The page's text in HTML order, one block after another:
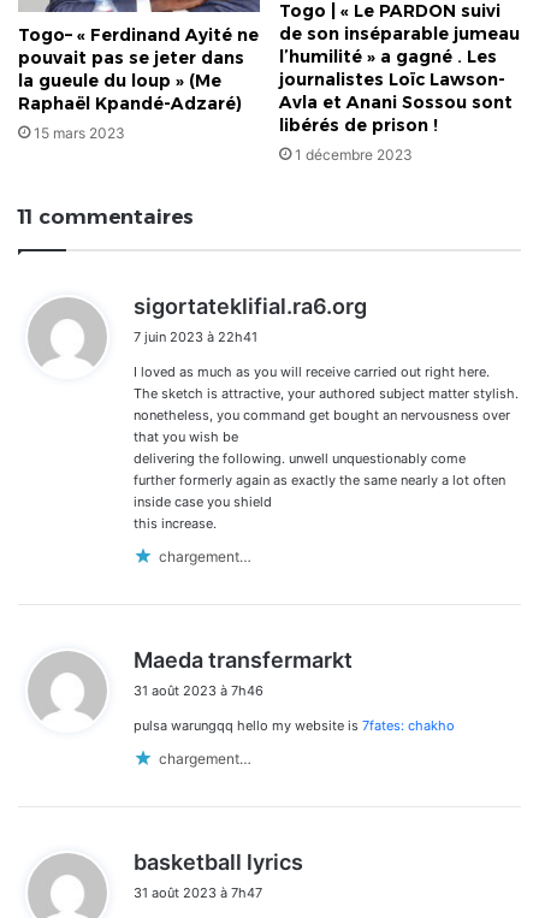
Togo– « Ferdinand Ayité ne
pouvait pas se jeter dans
la gueule du loup » (Me
Raphaël Kpandé-Adzaré)
15 mars 2023
Togo | « Le PARDON suivi
de son inséparable jumeau
l’humilité » a gagné . Les
journalistes Loïc Lawson-
Avla et Anani Sossou sont
libérés de prison !
1 décembre 2023
11 commentaires
sigortateklifial.ra6.org
:
7 juin 2023 à 22h41
I loved as much as you will receive carried out right here.
The sketch is attractive, your authored subject matter stylish.
nonetheless, you command get bought an nervousness over
that you wish be
delivering the following. unwell unquestionably come
further formerly again as exactly the same nearly a lot often
inside case you shield
this increase.
chargement…
Maeda transfermarkt
31 août 2023 à 7h46
pulsa warungqq hello my website is 7fates: chakho
chargement…
basketball lyrics
31 août 2023 à 7h47